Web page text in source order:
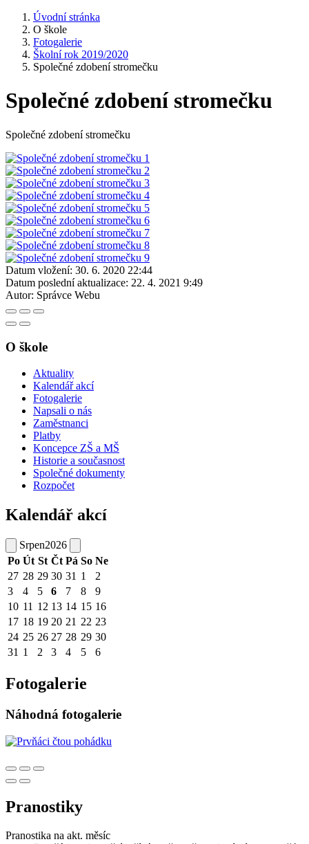
Úvodní stránka
O škole
Fotogalerie
Školní rok 2019/2020
Společné zdobení stromečku
Společné zdobení stromečku
Společné zdobení stromečku
Datum vložení: 30. 6. 2020 22:44
Datum poslední aktualizace: 22. 4. 2021 9:49
Autor: Správce Webu
O škole
Aktuality
Kalendář akcí
Fotogalerie
Napsali o nás
Zaměstnanci
Platby
Koncepce ZŠ a MŠ
Historie a současnost
Společné dokumenty
Rozpočet
Kalendář akcí
Srpen2026
Po Út St Čt Pá So Ne
27 28 29 30 31 1
2
3
4 5 6 7 8
9
10 11 12 13 14 15 16
17 18 19 20 21 22 23
24 25 26 27 28 29 30
31 1 2 3 4 5 6
Fotogalerie
Náhodná fotogalerie
Pranostiky
Pranostika na akt. měsíc